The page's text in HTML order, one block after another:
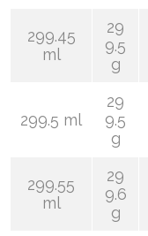
299.45
ml
29
9.5
g
299.5 ml
29
9.5
g
299.55
ml
29
9.6
g